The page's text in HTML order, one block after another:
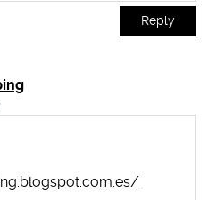
Reply